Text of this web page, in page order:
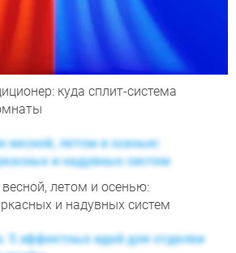
куда сплит-система
летом и осенью:
и надувных систем